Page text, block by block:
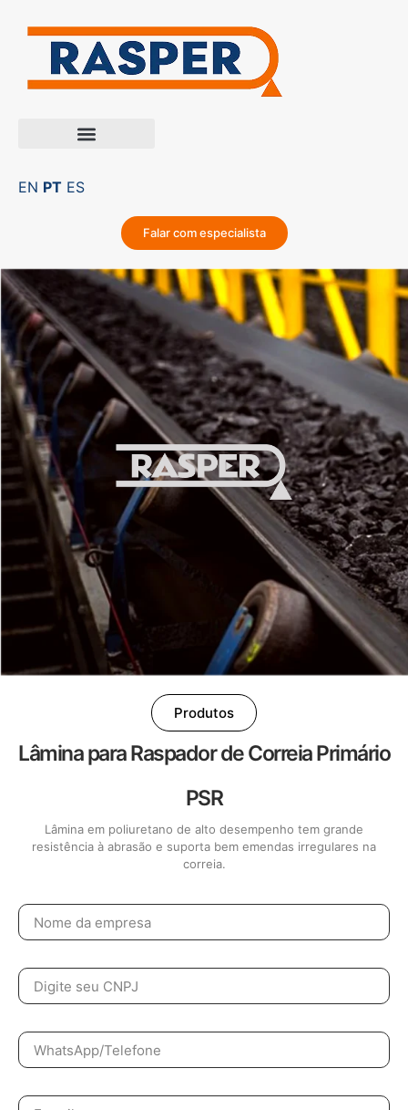
EN PT ES
Falar com especialista
Produtos
Lâmina para Raspador de Correia Primário
PSR
Lâmina em poliuretano de alto desempenho tem grande
resistência à abrasão e suporta bem emendas irregulares na
correia.